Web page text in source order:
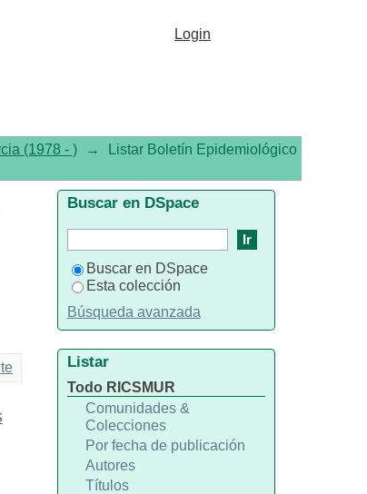
Login
(1978 - ) →
Listar Boletín Epidemiológico
Buscar en DSpace
Buscar en DSpace
Esta colección
Búsqueda avanzada
Listar
Todo RICSMUR
Comunidades &
Colecciones
Por fecha de publicación
Autores
Títulos